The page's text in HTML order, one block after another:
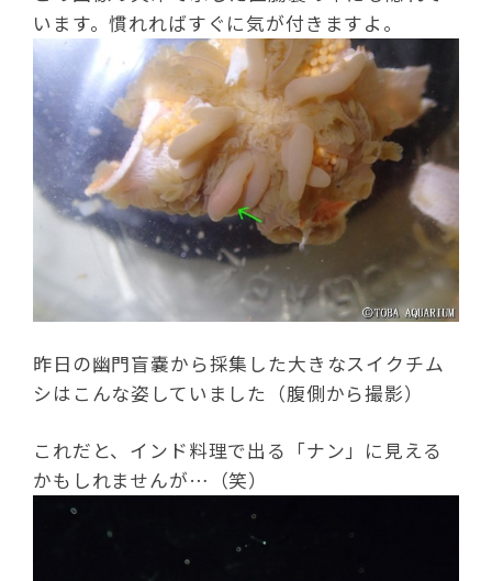
います。慣れればすぐに気が付きますよ。
昨日の幽門盲嚢から採集した大きなスイクチム
シはこんな姿していました（腹側から撮影）
これだと、インド料理で出る「ナン」に見える
かもしれませんが…（笑）